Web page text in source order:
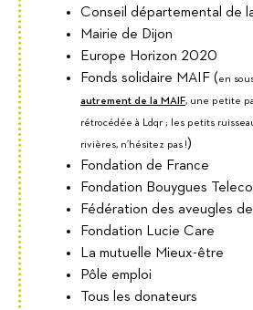
Conseil départemental de
Mairie de Dijon
Europe Horizon 2020
Fonds solidaire MAIF (en
autrement de la MAIF, une petite
rétrocédée à Ldqr ; les petits
rivières, n’hésitez pas !)
Fondation de France
Fondation Bouygues
Fédération des aveugles
Fondation Lucie Care
La mutuelle Mieux-être
Pôle emploi
Tous les donateurs